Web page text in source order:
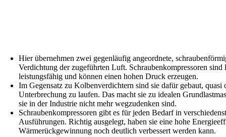
Hier übernehmen zwei gegenläufig angeordnete,
Verdichtung der zugeführten Luft. Schraubenkompressoren sind
leistungsfähig und können einen hohen Druck erzeugen.
Im Gegensatz zu Kolbenverdichtern sind sie dafür gebaut, quasi
Unterbrechung zu laufen. Das macht sie zu idealen
sie in der Industrie nicht mehr wegzudenken sind.
Schraubenkompressoren gibt es für jeden Bedarf in
Ausführungen. Richtig ausgelegt, haben sie eine hohe
Wärmerückgewinnung noch deutlich verbessert werden kann.